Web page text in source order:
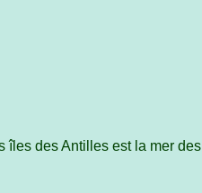
îles des Antilles est la mer des